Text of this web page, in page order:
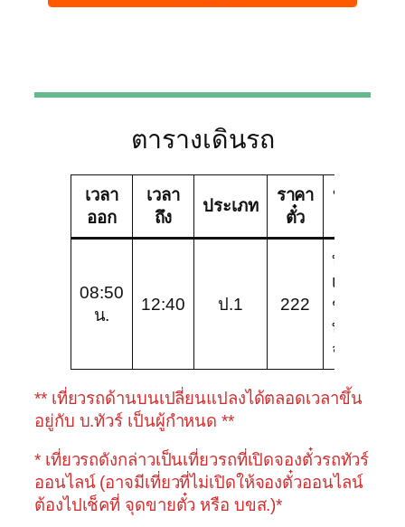
ตารางเดินรถ
เวลา
ออก
เวลา
ถึง
ประเภท
ราคา
ตั๋ว
บริษัท
08:50
น.
12:40 ป.1 222
บริษัท
เชิด
ชัย
ทัวร์
จำกัด
** เที่ยวรถด้านบนเปลี่ยนแปลงได้ตลอดเวลาขึ้น
อยู่กับ บ.ทัวร์ เป็นผู้กำหนด **
* เที่ยวรถดังกล่าวเป็นเที่ยวรถที่เปิดจองตั๋วรถทัวร์
ออนไลน์ (อาจมีเที่ยวที่ไม่เปิดให้จองตั๋วออนไลน์
ต้องไปเช็คที่ จุดขายตั๋ว หรือ บขส.)*